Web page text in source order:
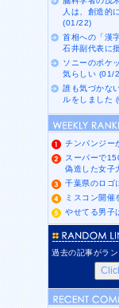
人は、創造的
(01/22)
首相への「漢
石井副代表に
ソニーのポケ
気らしい (01/
誰も気づかな
ルをしました
チンパンジー
スーパーで
偽造した女子
千葉県のロゴ
ミスコン開催
やせてる男子
過去の記事がラ